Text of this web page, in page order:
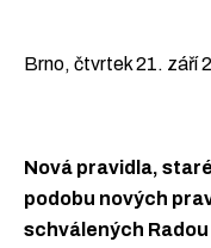
Brno, čtvrtek 21. září
Nová pravidla,
podobu nových
schválených